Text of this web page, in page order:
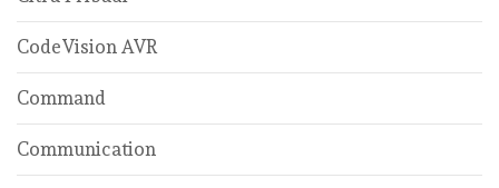
CodeVision AVR
Command
Communication